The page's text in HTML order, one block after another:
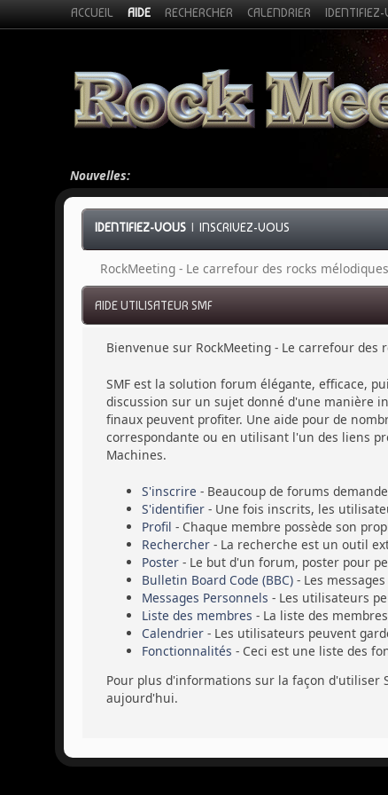
ACCUEIL AIDE RECHERCHER CALENDRIER
Nouvelles:
IDENTIFIEZ-VOUS |INSCRIVEZ-VOUS
RockMeeting - Le carrefour des rocks mélodiques
AIDE UTILISATEUR SMF
Bienvenue sur RockMeeting - Le carrefour des
SMF est la solution forum élégante, efficace,
discussion sur un sujet donné d'une manière
finaux peuvent profiter. Une aide pour de
correspondante ou en utilisant l'un des liens
Machines.
S'inscrire - Beaucoup de forums
S'identifier - Une fois inscrits, les
Profil - Chaque membre possède son
Rechercher - La recherche est un outil
Poster - Le but d'un forum, poster pour
Bulletin Board Code (BBC) - Les
Messages Personnels - Les utilisateurs
Liste des membres - La liste des
Calendrier - Les utilisateurs peuvent
Fonctionnalités - Ceci est une liste des
Pour plus d'informations sur la façon d'utiliser
aujourd'hui.